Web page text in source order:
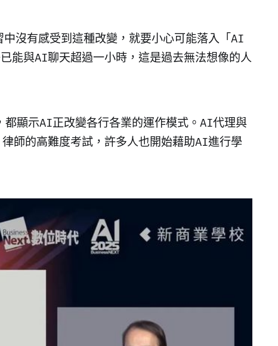
沒有感受到這種改變，就要小心可能落入「AI
能與AI聊天超過一小時，這是過去無法想像的人
顯示AI正改變各行各業的運作模式。AI代理與
師的高難度考試，許多人也開始藉助AI進行學